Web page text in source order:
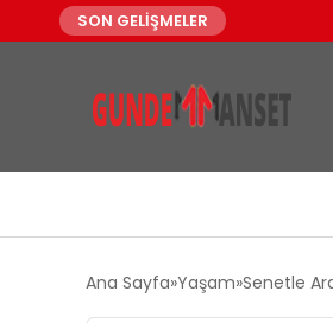
SON GELİŞMELER
Ana Sayfa Yaşam Senetle